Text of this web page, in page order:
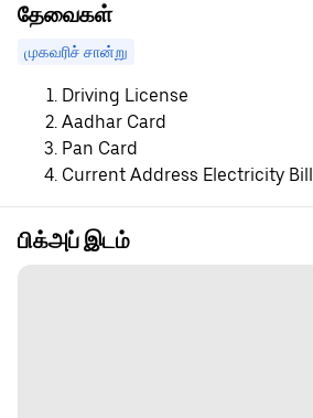
தேவைகள்
முகவரிச் சான்று
Driving License
Aadhar Card
Pan Card
Current Address Electricity Bill
பிக்அப் இடம்